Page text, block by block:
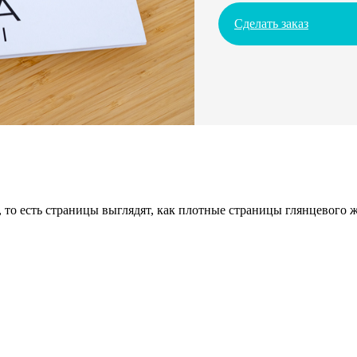
Сделать заказ
есть страницы выглядят, как плотные страницы глянцевого